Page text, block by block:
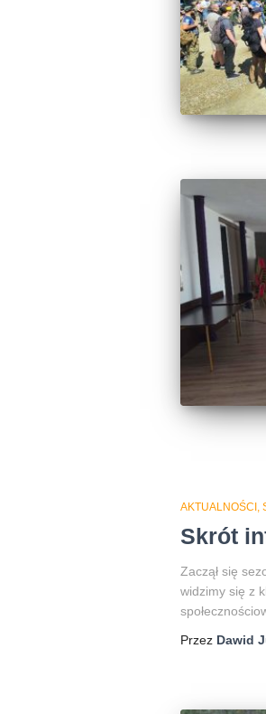
AKTUALNOŚCI,
Skrót
Zaczął się
widzimy się z
Przez Dawid